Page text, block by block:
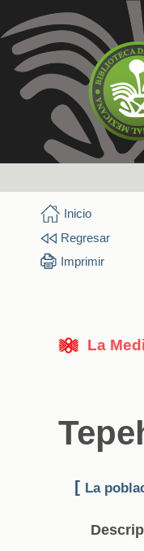
Inicio
Regresar
Imprimir
La
[ La